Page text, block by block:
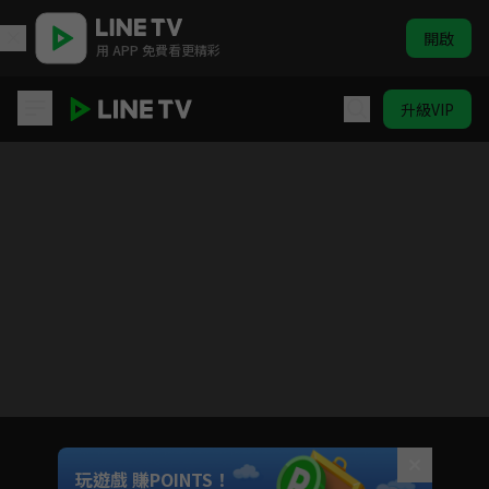
用 APP 免費看更精彩 開啟
升級VIP
Unmute
如有不便請見諒
玩遊戲 賺POINTS！